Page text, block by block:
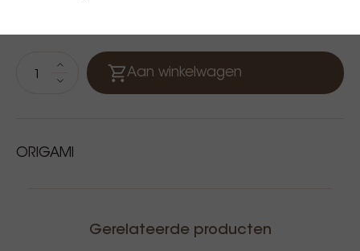
Aan winkelwagen
ORIGAMI
Gerelateerde producten